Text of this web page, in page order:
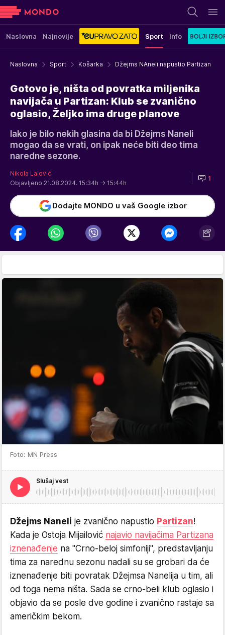
Naslovna Najnovije Sport Info
Naslovna Sport Košarka Džejms NAneli napustio Partizan
Gotovo je, ništa od povratka miljenika
navijača u Partizan: Klub se zvanično
oglasio, Željko ima druge planove
Iako je bilo nekih glasina da bi Džejms Naneli
mogao da se vrati, on ipak neće biti deo tima
naredne sezone.
Nikola Lalović
Objavljeno 21.08.2024. 15:34h → 15:44h
1
Dodajte MONDO u vaš Google izbor
Foto: MN Press
Slušaj vest
Džejms Naneli je zvanično napustio Partizan!
Kada je Ostoja Mijailović najavio navijačima Partizana
iznenađenje na "Crno-beloj simfoniji", predstavljanju
tima za narednu sezonu nadali su se grobari da će
iznenađenje biti povratak Džejmsa Nanelija u tim, ali
od toga nema ništa. Sada se crno-beli klub oglasio i
objavio da se posle dve godine i zvanično rastaje sa
američkim bekom.